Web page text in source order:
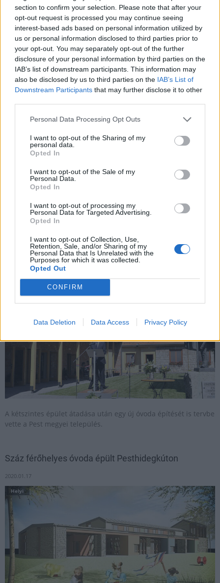
section to confirm your selection. Please note that after your
opt-out request is processed you may continue seeing
interest-based ads based on personal information utilized by
us or personal information disclosed to third parties prior to
your opt-out. You may separately opt-out of the further
disclosure of your personal information by third parties on the
IAB’s list of downstream participants. This information may
also be disclosed by us to third parties on the IAB’s List of
Downstream Participants that may further disclose it to other
Personal Data Processing Opt Outs
I want to opt-out of the Sharing of my
personal data.
Opted In
I want to opt-out of the Sale of my
Personal Data.
Opted In
I want to opt-out of processing my
Personal Data for Targeted Advertising.
Opted In
I want to opt-out of Collection, Use,
Retention, Sale, and/or Sharing of my
Personal Data that Is Unrelated with the
Purposes for which it was collected.
Opted Out
CONFIRM
Data Deletion Data Access Privacy Policy
Új óvoda és bölcsőde nyílt a Pest és Fejér vármegye
határán fekvő városban
2025.10.31
Helyi
Több mint 150 gyermeknek ad helyet Biatorbágy új, 1153
négyzetméteres óvoda- és bölcsődeépülete.
Új közösségi házat avatott Budakalász
2020.08.22
Helyi
A kétszintes épület átadása után egy új óvoda építését is tervbe
vette a Pest megyei település.
Száz férőhelyes óvoda épült Pesthidegkúton
2020.01.17
Helyi